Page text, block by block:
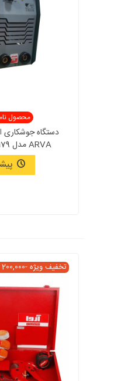
محصول
ARVA مدل 2179 با 40ماه گارانتی
تخفیف ویژه-200,000 تومان